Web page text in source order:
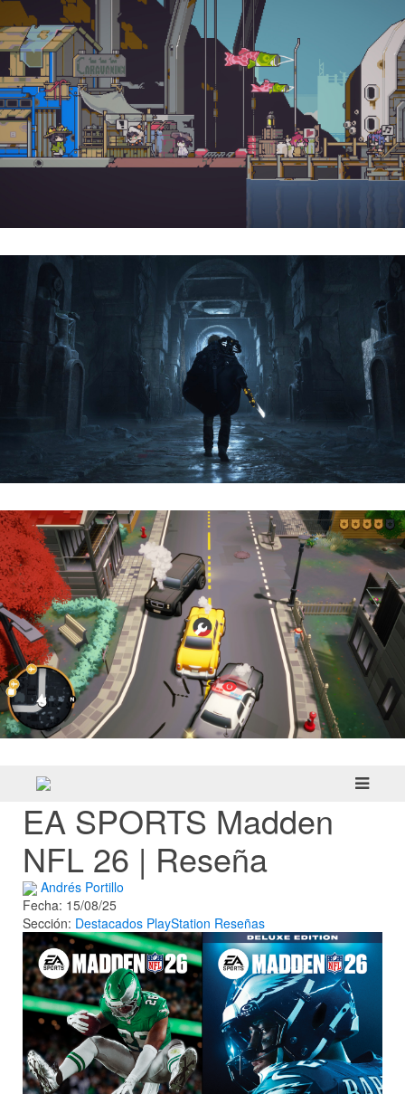
EA SPORTS Madden
NFL 26 | Reseña
Andrés Portillo
Fecha: 15/08/25
Sección: Destacados PlayStation Reseñas